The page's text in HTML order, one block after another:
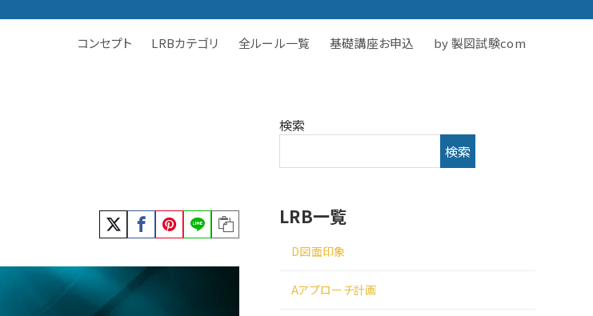
コンセプト LRBカテゴリ 全ルール一覧 基礎講座お申込 by 製図試験com
検索
検索
LRB一覧
D図面印象
Aアプローチ計画